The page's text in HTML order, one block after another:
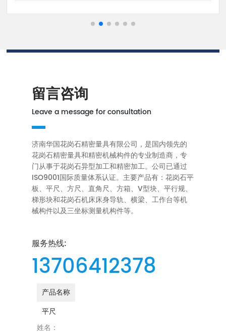
留言咨询
Leave a message for consultation
济南华国花岗石精密量具有限公司，是国内领先的
花岗石精密量具和精密机械构件的专业制造商，专
门从事于花岗石异型加工和精密加工。公司已通过
ISO9001国际质量体系认证。主要产品有：花岗石平
板、平尺、方尺、直角尺、方箱、V型块、平行规、
梯形块和花岗石机床床身导轨、横梁、工作台等机
械构件以及三坐标测量机构件等。
服务热线:
13706412378
产品名称
平尺
姓名：